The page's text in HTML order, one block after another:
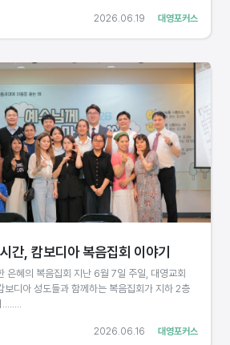
대영포커스
2026.06.19
대영포커스
2026.06.16
간, 캄보디아 복음집회 이야기
은혜의 복음집회 지난 6월 7일 주일, 대영교회
보디아 성도들과 함께하는 복음집회가 지하 2층